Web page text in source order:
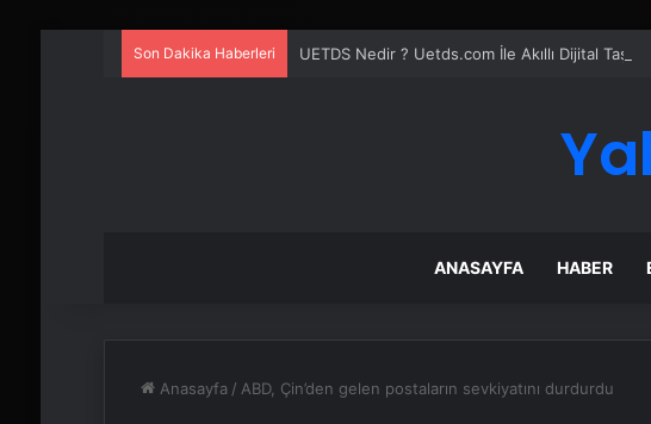
Son Dakika Haberleri UETDS Nedir ? Uetds.com İle Akıllı Dijital
ANASAYFA HABER
Anasayfa / ABD, Çin’den gelen postaların sevkiyatını durdurdu